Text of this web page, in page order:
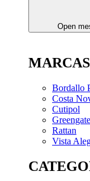
Open
Bordallo
Costa
Cutipol
Greengate
Rattan
Vista